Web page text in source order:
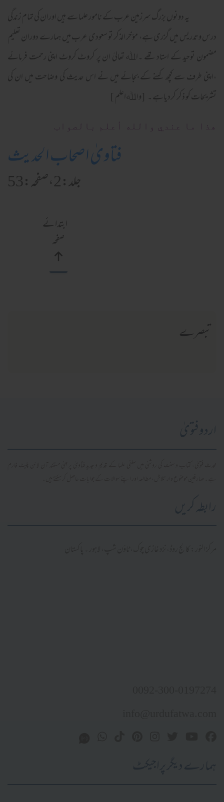
یہ دونوں بزرگ سرزمین عرب کے نامور علما سے ہیں اوران کی تمام زندگی
درس وتدریس میں گزری ہے، مؤخر الذکر تو سعودی عرب میں ہمارے دوران تعلیم
مضمون توحید کے استاد تھے ۔اﷲ تعالیٰ ان پر کروٹ کروٹ اپنی رحمت فرمائے
،اپنی طرف سے کچھ کہنے کے بجائے میں نے اس حدیث کی وضاحت میں ان کی
تشریحات کو ذکر کردیاہے ۔ [واﷲاعلم ]
ھذا ما عندي والله أعلم بالصواب
فتاویٰ اصحاب الحدیث
جلد:2،صفحہ:53
ابتدائے
صفحہ
تبصرے